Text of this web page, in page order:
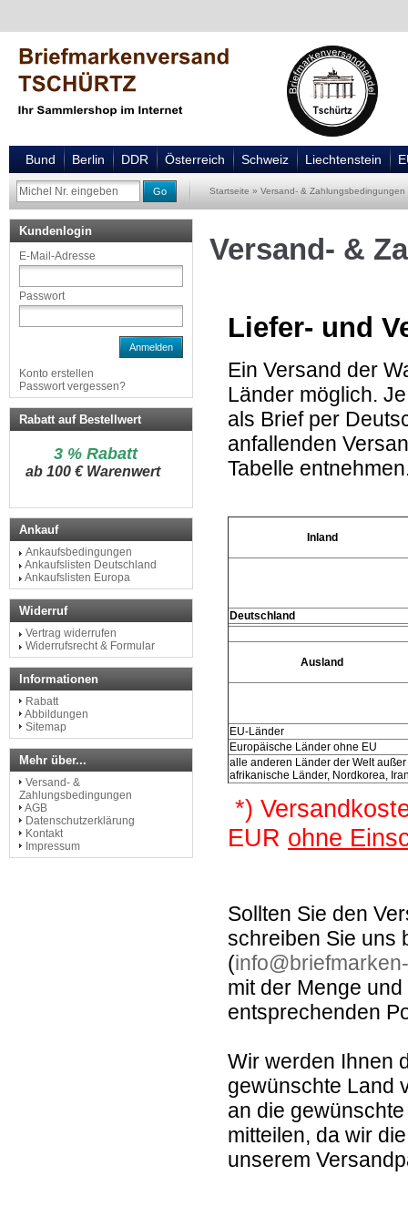
Bund Berlin DDR Österreich Schweiz Liechtenstein
Go Startseite » Versand- & Zahlungsbedingungen
Versand- &
Liefer- und
Ein Versand der
Länder möglich.
als Brief per
anfallenden
Tabelle
Inland
Deutschland
Ausland
EU-Länder
Europäische Länder ohne EU
alle anderen Länder der Welt außer
afrikanische Länder, Nordkorea,
*)
EUR ohne
Sollten Sie den
schreiben Sie uns
(
mit der Menge
entsprechenden
Wir werden Ihnen
gewünschte Land
an die
mitteilen, da wir
unserem
Kundenlogin
E-Mail-Adresse
Passwort
Anmelden
Konto erstellen
Passwort vergessen?
Rabatt auf Bestellwert
3 % Rabatt
ab 100 € Warenwert
Ankauf
Ankaufsbedingungen
Ankaufslisten Deutschland
Ankaufslisten Europa
Widerruf
Vertrag widerrufen
Widerrufsrecht & Formular
Informationen
Rabatt
Abbildungen
Sitemap
Mehr über...
Versand- &
Zahlungsbedingungen
AGB
Datenschutzerklärung
Kontakt
Impressum